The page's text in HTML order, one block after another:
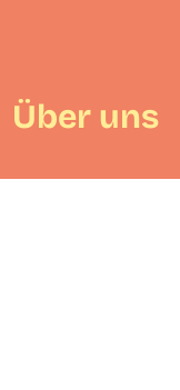
Über uns